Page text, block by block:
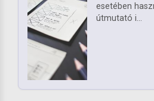
esetében
útmutató i...